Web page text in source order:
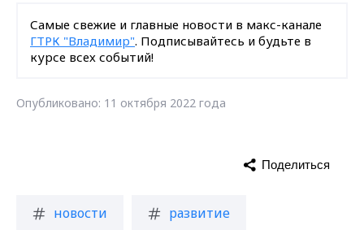
Самые свежие и главные новости в макс-канале
ГТРК "Владимир". Подписывайтесь и будьте в
курсе всех событий!
Опубликовано: 11 октября 2022 года
новости развитие
Поделиться